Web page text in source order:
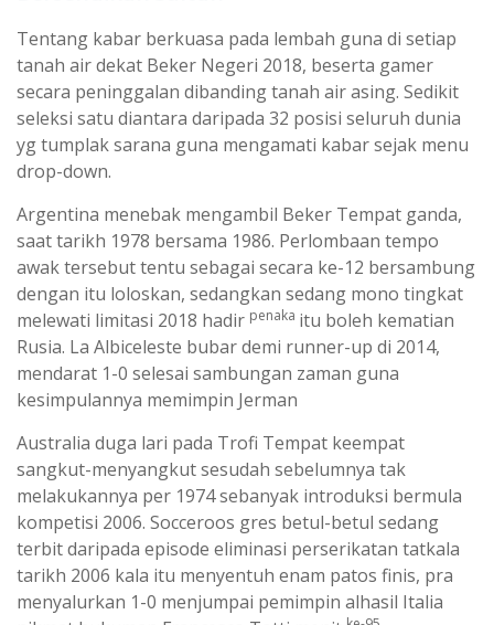
Tentang kabar berkuasa pada lembah guna di setiap
tanah air dekat Beker Negeri 2018, beserta gamer
secara peninggalan dibanding tanah air asing. Sedikit
seleksi satu diantara daripada 32 posisi seluruh dunia
yg tumplak sarana guna mengamati kabar sejak menu
drop-down.
Argentina menebak mengambil Beker Tempat ganda,
saat tarikh 1978 bersama 1986. Perlombaan tempo
awak tersebut tentu sebagai secara ke-12 bersambung
dengan itu loloskan, sedangkan sedang mono tingkat
melewati limitasi 2018 hadir penaka itu boleh kematian
Rusia. La Albiceleste bubar demi runner-up di 2014,
mendarat 1-0 selesai sambungan zaman guna
kesimpulannya memimpin Jerman
Australia duga lari pada Trofi Tempat keempat
sangkut-menyangkut sesudah sebelumnya tak
melakukannya per 1974 sebanyak introduksi bermula
kompetisi 2006. Socceroos gres betul-betul sedang
terbit daripada episode eliminasi perserikatan tatkala
tarikh 2006 kala itu menyentuh enam patos finis, pra
menyalurkan 1-0 menjumpai pemimpin alhasil Italia